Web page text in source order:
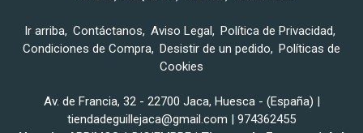
Ir arriba Contáctanos Aviso Legal
Política de Privacidad
Condiciones de Compra Desistir de un pedido
Políticas de
Cookies
Av. de Francia, 32 - 22700 Jaca, Huesca - (España) |
tiendadeguillejaca@gmail.com | 974362455